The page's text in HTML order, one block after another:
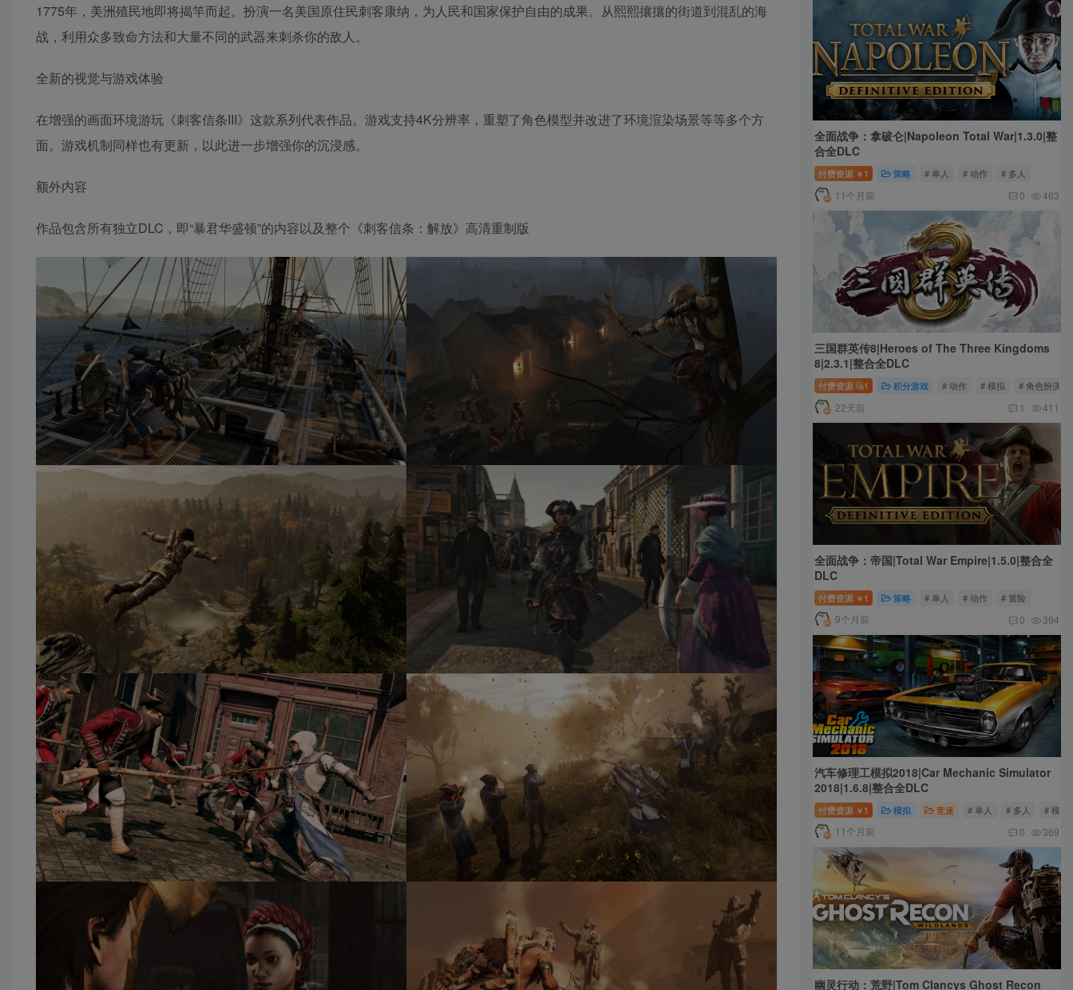
1775年，美洲殖民地即将揭竿而起。扮演一名美国原住民刺客康纳，为人民和国家保护自由的成果。从熙熙攘攘的街道到混乱的海
战，利用众多致命方法和大量不同的武器来刺杀你的敌人。
全新的视觉与游戏体验
在增强的画面环境游玩《刺客信条III》这款系列代表作品。游戏支持4K分辨率，重塑了角色模型并改进了环境渲染场景等等多个方
面。游戏机制同样也有更新，以此进一步增强你的沉浸感。
额外内容
作品包含所有独立DLC，即“暴君华盛顿”的内容以及整个《刺客信条：解放》高清重制版
全面战争：拿破仑|Napoleon Total War|1.3.0|整
合全DLC
付费资源 ￥ 1 策略 # 单人 # 动作 # 多人
11个月前 0 463
三国群英传8|Heroes of The Three Kingdoms
8|2.3.1|整合全DLC
付费资源 1 积分游戏 # 动作 # 模拟 # 角色扮演
22天前 1 411
全面战争：帝国|Total War Empire|1.5.0|整合全
DLC
付费资源 ￥ 1 策略 # 单人 # 动作 # 冒险
9个月前 0 394
汽车修理工模拟2018|Car Mechanic Simulator
2018|1.6.8|整合全DLC
付费资源 ￥ 1 模拟 竞速 # 单人 # 多人 # 模拟
11个月前 0 369
幽灵行动：荒野|Tom Clancys Ghost Recon